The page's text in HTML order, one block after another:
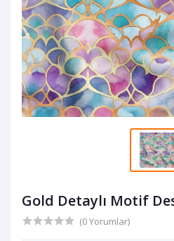
Gold Detaylı Motif
(0 Yorumlar)